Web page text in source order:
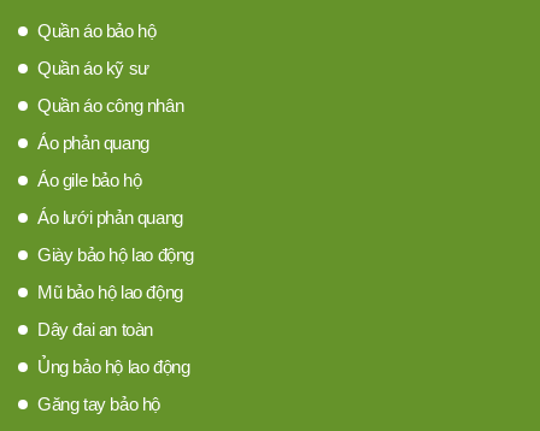
Quần áo bảo hộ
Quần áo kỹ sư
Quần áo công nhân
Áo phản quang
Áo gile bảo hộ
Áo lưới phản quang
Giày bảo hộ lao động
Mũ bảo hộ lao động
Dây đai an toàn
Ủng bảo hộ lao động
Găng tay bảo hộ